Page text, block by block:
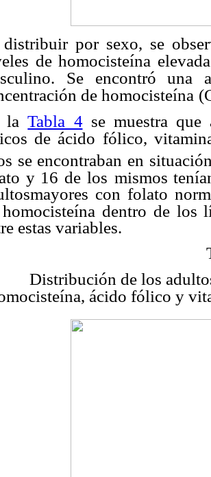
por sexo, se
de homocisteína
Se encontró una
de homocisteína
laTabla 4se muestra que
de ácido fólico,
se encontraban en
y 16 de los mismos
con folato
dentro de los
estas variables.
Distribución de los
ácido fólico y